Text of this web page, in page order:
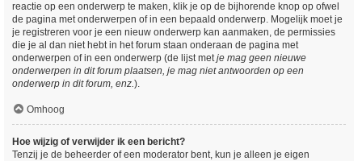
reactie op een onderwerp te maken, klik je op de bijhorende knop op ofwel
de pagina met onderwerpen of in een bepaald onderwerp. Mogelijk moet je
je registreren voor je een nieuw onderwerp kan aanmaken, de permissies
die je al dan niet hebt in het forum staan onderaan de pagina met
onderwerpen of in een onderwerp (de lijst metje mag geen nieuwe
onderwerpen in dit forum plaatsen, je mag niet antwoorden op een
onderwerp in dit forum, enz.).
Omhoog
Hoe wijzig of verwijder ik een bericht?
Tenzij je de beheerder of een moderator bent, kun je alleen je eigen